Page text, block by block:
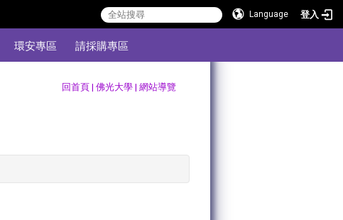
Language 登入
環安專區 請採購專區
回首頁| 佛光大學| 網站導覽